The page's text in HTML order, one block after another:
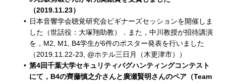
（2019.11.23）
日本音響学会聴覚研究会ビギナーズセッションを開催しま
した（世話役：大塚翔助教）．また，中川教授が招待講演
を，M2, M1, B4学生が6件のポスター発表を行いました
（2019.11.22-23, @ホテル三日月（木更津市））
第4回千葉大学セキュリティバグハンティングコンテスト
にて，B4の齊藤慎之介さんと廣瀬賢明さんのペア（Team